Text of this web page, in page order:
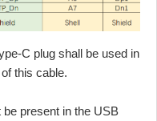
C plug shall be used in
this cable.
present in the USB